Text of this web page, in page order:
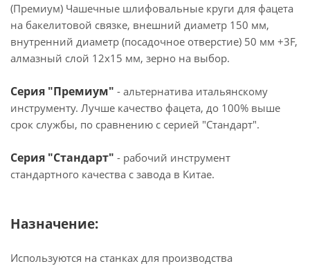
(Премиум) Чашечные шлифовальные круги для фацета
на бакелитовой связке, внешний диаметр 150 мм,
внутренний диаметр (посадочное отверстие) 50 мм +3F,
алмазный слой 12х15 мм, зерно на выбор.
Серия "Премиум" - альтернатива итальянскому
инструменту. Лучше качество фацета, до 100% выше
срок службы, по сравнению с серией "Стандарт".
Серия "Стандарт" - рабочий инструмент
стандартного качества с завода в Китае.
Назначение:
Используются на станках для производства